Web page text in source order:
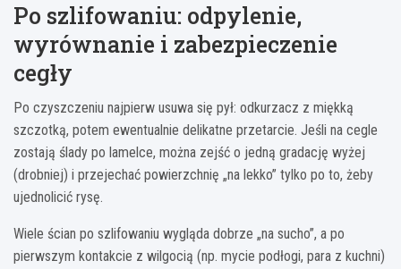
Po szlifowaniu: odpylenie,
wyrównanie i zabezpieczenie
cegły
Po czyszczeniu najpierw usuwa się pył: odkurzacz z miękką
szczotką, potem ewentualnie delikatne przetarcie. Jeśli na cegle
zostają ślady po lamelce, można zejść o jedną gradację wyżej
(drobniej) i przejechać powierzchnię „na lekko” tylko po to, żeby
ujednolicić rysę.
Wiele ścian po szlifowaniu wygląda dobrze „na sucho”, a po
pierwszym kontakcie z wilgocią (np. mycie podłogi, para z kuchni)